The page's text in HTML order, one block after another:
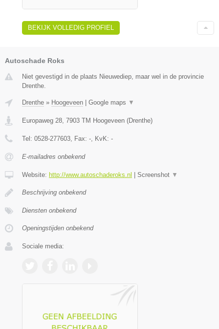
BEKIJK VOLLEDIG PROFIEL
Autoschade Roks
Niet gevestigd in de plaats Nieuwediep, maar wel in de provincie
Drenthe.
Drenthe » Hoogeveen | Google maps ▼
Europaweg 28 7903 TM Hoogeveen (Drenthe)
Tel: 0528-277603 , Fax: - , KvK: -
E-mailadres onbekend
Website: http://www.autoschaderoks.nl | Screenshot ▼
Beschrijving onbekend
Diensten onbekend
Openingstijden onbekend
Sociale media: